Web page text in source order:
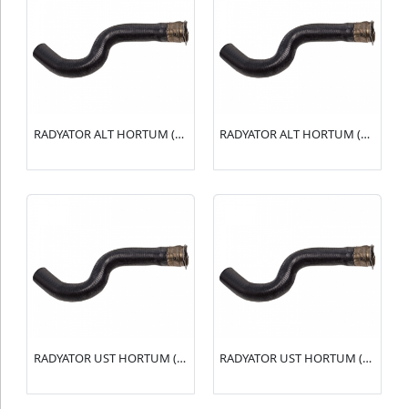
RADYATOR ALT HORTUM (R15144) XSARA I 1.4-1.6(1351.Z4) RADYATOR ALT HORTUM (R15143) XSARA I 1.4-1.6(1351.J4)
RADYATOR UST HORTUM (R15142) XSARA I 1.4-1.6(1343.Y7) RADYATOR UST HORTUM (R15140) BERLINGO 1.4(1343.J3)